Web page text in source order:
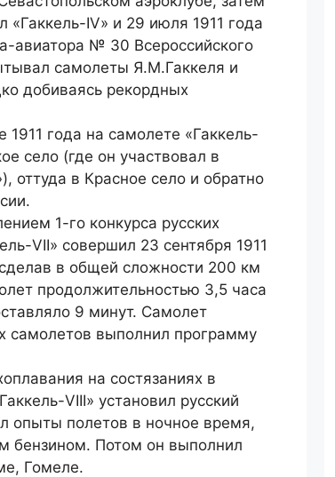
«Гаккель-IV» и 29 июля 1911 года
авиатора № 30 Всероссийского
самолеты Я.М.Гаккеля и
добиваясь рекордных
года на самолете «Гаккель-
село (где он участвовал в
оттуда в Красное село и обратно
1-го конкурса русских
VII» совершил 23 сентября 1911
в общей сложности 200 км
продолжительностью 3,5 часа
9 минут. Самолет
самолетов выполнил программу
на состязаниях в
VIII» установил русский
опыты полетов в ночное время,
бензином. Потом он выполнил
Гомеле.